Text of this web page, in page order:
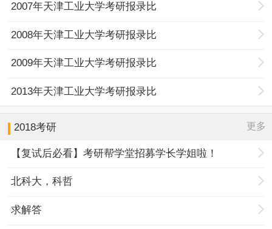
2007年天津工业大学考研报录比
2008年天津工业大学考研报录比
2009年天津工业大学考研报录比
2013年天津工业大学考研报录比
2018考研 更多
【复试后必看】考研帮学堂招募学长学姐啦！
北科大，科哲
求解答